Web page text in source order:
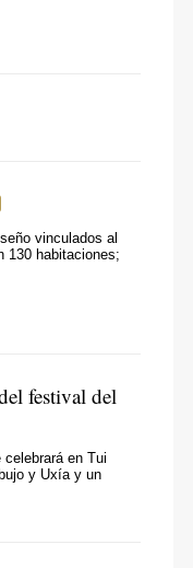
vinculados al
130 habitaciones;
festival del
en Tui
y Uxía y un